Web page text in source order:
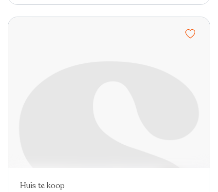
Huis te koop